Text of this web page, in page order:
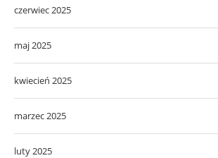
czerwiec 2025
maj 2025
kwiecień 2025
marzec 2025
luty 2025